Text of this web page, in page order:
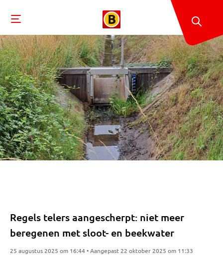
Regels telers aangescherpt: niet meer
beregenen met sloot- en beekwater
25 augustus 2025 om 16:44 • Aangepast 22 oktober 2025 om 11:33